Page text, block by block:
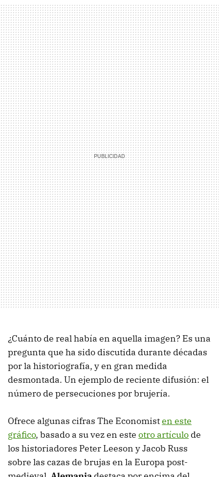
¿Cuánto de real había en aquella imagen? Es una
pregunta que ha sido discutida durante décadas
por la historiografía, y en gran medida
desmontada. Un ejemplo de reciente difusión: el
número de persecuciones por brujería.
Ofrece algunas cifras The Economisten este
gráfico, basado a su vez en este otro artículo de
los historiadores Peter Leeson y Jacob Russ
sobre las cazas de brujas en la Europa post-